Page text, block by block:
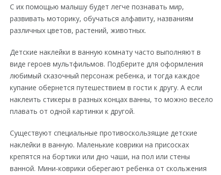
С их помощью малышу будет легче познавать мир,
развивать моторику, обучаться алфавиту, названиям
различных цветов, растений, животных.
Детские наклейки в ванную комнату часто выполняют в
виде героев мультфильмов. Подберите для оформления
любимый сказочный персонаж ребенка, и тогда каждое
купание обернется путешествием в гости к другу. А если
наклеить стикеры в разных концах ванны, то можно весело
плавать от одной картинки к другой.
Существуют специальные противоскользящие детские
наклейки в ванную. Маленькие коврики на присосках
крепятся на бортики или дно чаши, на пол или стены
ванной. Мини-коврики оберегают ребенка от скольжения